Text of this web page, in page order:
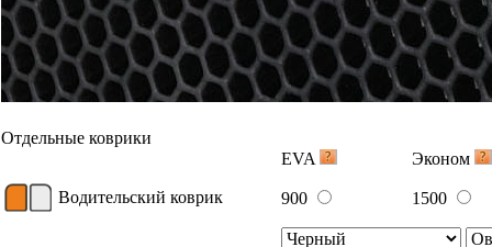
Отдельные коврики
EVA
Эконом
Водительский коврик 900 1500